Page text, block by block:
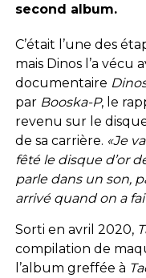
second album.
C’était l’une des
mais Dinos l’a vécu
documentaire
par Booska-P, le
revenu sur le
de sa carrière. «Je
fêté le disque d’or
parle dans un son,
arrivé quand on a
Sorti en avril 2020,
compilation de
l’album greffée à